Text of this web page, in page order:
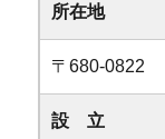
所在地
〒680-0822
設 立